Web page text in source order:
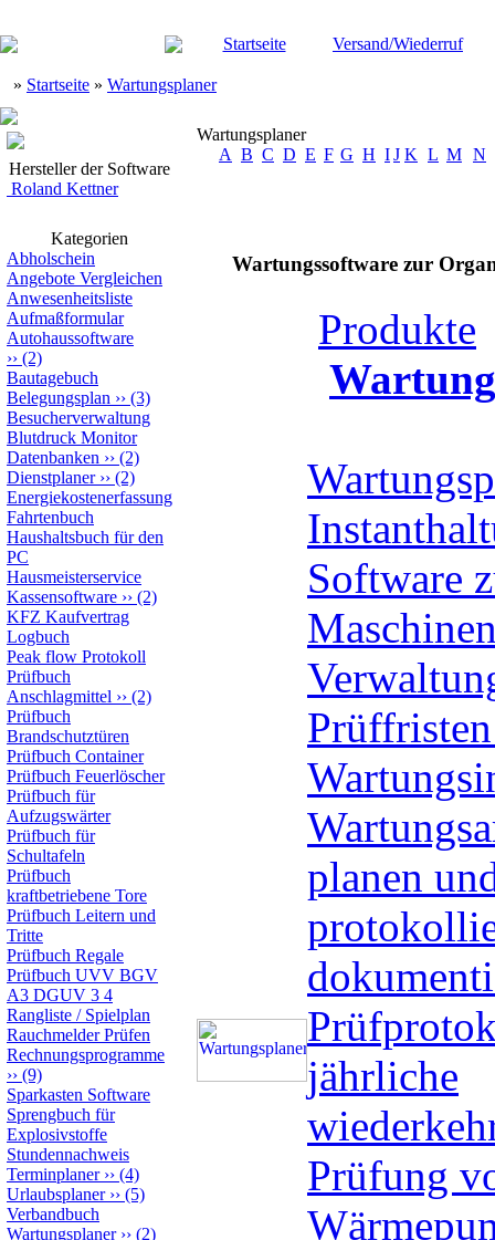
Startseite Versand/Wiederruf
» Startseite » Wartungsplaner
Hersteller der Software
Roland Kettner
Kategorien
Abholschein
Angebote Vergleichen
Anwesenheitsliste
Aufmaßformular
Autohaussoftware
›› (2)
Bautagebuch
Belegungsplan ›› (3)
Besucherverwaltung
Blutdruck Monitor
Datenbanken ›› (2)
Dienstplaner›› (2)
Energiekostenerfassung
Fahrtenbuch
Haushaltsbuch für den
PC
Hausmeisterservice
Kassensoftware ›› (2)
KFZ Kaufvertrag
Logbuch
Peak flow Protokoll
Prüfbuch
Anschlagmittel ›› (2)
Prüfbuch
Brandschutztüren
Prüfbuch Container
Prüfbuch Feuerlöscher
Prüfbuch für
Aufzugswärter
Prüfbuch für
Schultafeln
Prüfbuch
kraftbetriebene Tore
Prüfbuch Leitern und
Tritte
Prüfbuch Regale
Prüfbuch UVV BGV
A3 DGUV 3 4
Rangliste / Spielplan
Rauchmelder Prüfen
Rechnungsprogramme
›› (9)
Sparkasten Software
Sprengbuch für
Explosivstoffe
Stundennachweis
Terminplaner›› (4)
Urlaubsplaner›› (5)
Verbandbuch
Wartungsplaner›› (2)
Wartungsplaner
A B C D E F G H IJ K L M N
Wartungssoftware zur
Produkte
Software
planen
jährliche
Prüfung